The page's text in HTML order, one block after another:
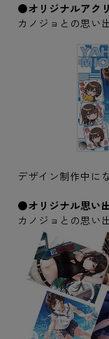
●オリジナルアク
カノジョとの思い
デザイン制作中に
●オリジナル思い
カノジョとの思い